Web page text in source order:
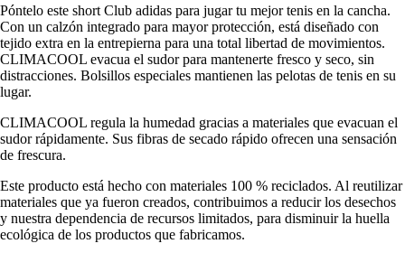
Póntelo este short Club adidas para jugar tu mejor tenis en la cancha.
Con un calzón integrado para mayor protección, está diseñado con
tejido extra en la entrepierna para una total libertad de movimientos.
CLIMACOOL evacua el sudor para mantenerte fresco y seco, sin
distracciones. Bolsillos especiales mantienen las pelotas de tenis en su
lugar.
CLIMACOOL regula la humedad gracias a materiales que evacuan el
sudor rápidamente. Sus fibras de secado rápido ofrecen una sensación
de frescura.
Este producto está hecho con materiales 100 % reciclados. Al reutilizar
materiales que ya fueron creados, contribuimos a reducir los desechos
y nuestra dependencia de recursos limitados, para disminuir la huella
ecológica de los productos que fabricamos.